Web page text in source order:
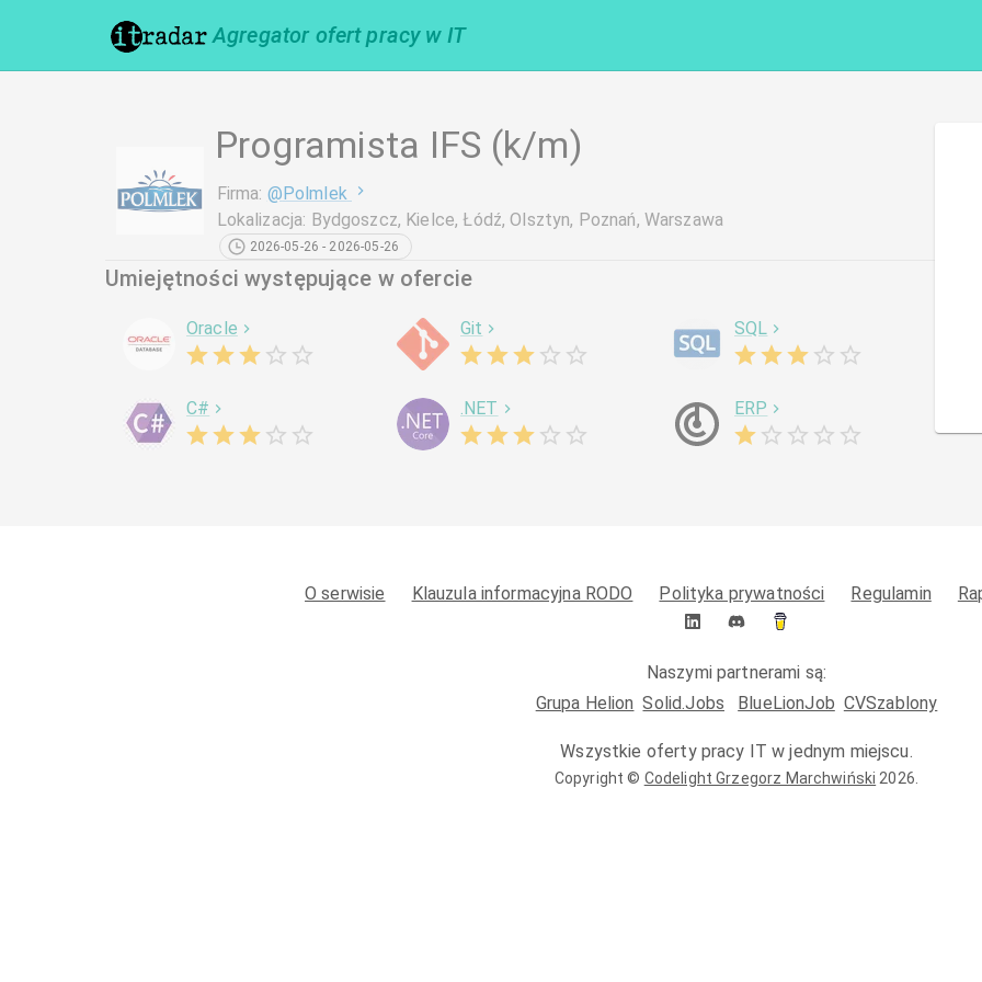
Agregator ofert pracy w IT
Programista IFS (k/m)
Firma: @Polmlek
Lokalizacja: Bydgoszcz, Kielce, Łódź, Olsztyn, Poznań, Warszawa
2026-05-26 - 2026-05-26
Umiejętności występujące w ofercie
Oracle Git SQL
C# .NET ERP
O serwisie Klauzula informacyjna RODO Polityka prywatności Regulamin
Naszymi partnerami są:
Grupa Helion Solid.Jobs BlueLionJob CVSzablony
Wszystkie oferty pracy IT w jednym miejscu.
Copyright © Codelight Grzegorz Marchwiński 2026